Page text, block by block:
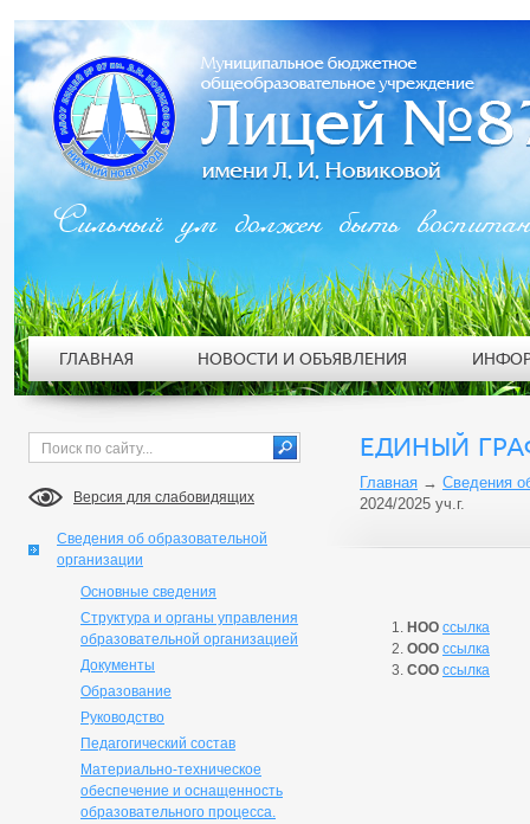
Версия для слабовидящих
Сведения об образовательной
организации
Основные сведения
Структура и органы управления
образовательной организацией
Документы
Образование
Руководство
Педагогический состав
Материально-техническое
обеспечение и оснащенность
образовательного процесса.
ЕДИНЫЙ
Главная → Сведения
2024/2025 уч.г.
НОО ссылка
ООО ссылка
СОО ссылка
Сильный ум должен быть
ГЛАВНАЯ НОВОСТИ И ОБЪЯВЛЕНИЯ